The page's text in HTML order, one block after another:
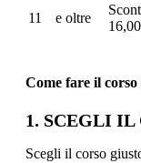
11
e oltre
Come fare il corso
1. SCEGLI IL
Scegli il corso